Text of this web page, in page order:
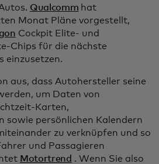
Qualcomm hat
Monat Pläne vorgestellt,
Cockpit Elite- und
Chips für die nächste
einzusetzen.
aus, dass Autohersteller seine
um Daten von
Karten,
sowie persönlichen Kalendern
zu verknüpfen und so
und Passagieren
Motortrend . Wenn Sie also